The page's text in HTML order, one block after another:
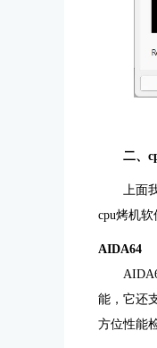
二、
上面
cpu烤机软
AIDA64
能，它还
方位性能